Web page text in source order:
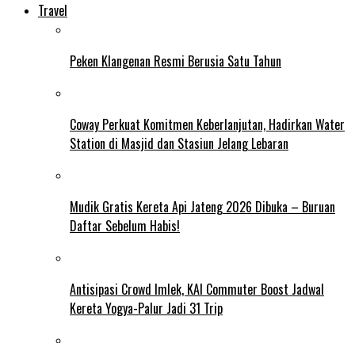
Travel
Peken Klangenan Resmi Berusia Satu Tahun
Coway Perkuat Komitmen Keberlanjutan, Hadirkan Water
Station di Masjid dan Stasiun Jelang Lebaran
Mudik Gratis Kereta Api Jateng 2026 Dibuka – Buruan
Daftar Sebelum Habis!
Antisipasi Crowd Imlek, KAI Commuter Boost Jadwal
Kereta Yogya-Palur Jadi 31 Trip